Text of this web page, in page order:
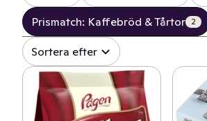
Prismatch: Kaffebröd & Tårtor 2
Sortera efter